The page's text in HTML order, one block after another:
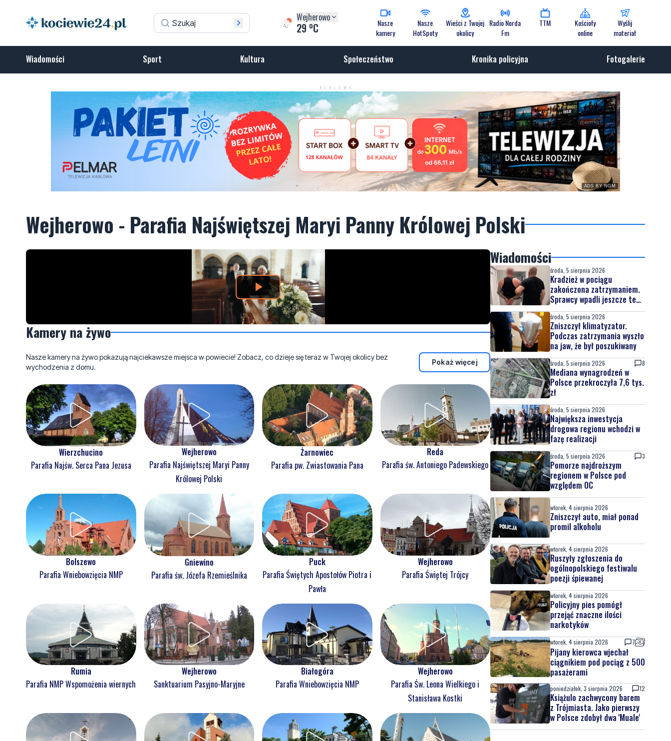
Wejherowo
29 oC
Nasze
kamery
Nasze
HotSpoty
Wieści z Twojej
okolicy
Radio Norda
Fm
TTM
Kościoły
online
Wyślij
materiał
Wiadomości Sport Kultura Społeczeństwo Kronika policyjna Fotogalerie
REKLAMA
ADS BY NGM
Wejherowo - Parafia Najświętszej Maryi Panny Królowej Polski
Kamery na żywo
Nasze kamery na żywo pokazują najciekawsze miejsca w powiecie! Zobacz, co dzieje się teraz w Twojej okolicy bez
wychodzenia z domu.
Pokaż więcej
Wierzchucino
Parafia Najśw. Serca Pana Jezusa
Wejherowo
Parafia Najświętszej Maryi Panny
Królowej Polski
Żarnowiec
Parafia pw. Zwiastowania Pana
Reda
Parafia św. Antoniego Padewskiego
Bolszewo
Parafia Wniebowzięcia NMP
Gniewino
Parafia św. Józefa Rzemieślnika
Puck
Parafia Świętych Apostołów Piotra i
Pawła
Wejherowo
Parafia Świętej Trójcy
Rumia
Parafia NMP Wspomożenia wiernych
Wejherowo
Sanktuarium Pasyjno-Maryjne
Białogóra
Parafia Wniebowzięcia NMP
Wejherowo
Parafia Św. Leona Wielkiego i
Stanisława Kostki
Wiadomości
środa, 5 sierpnia 2026
Kradzież w pociągu
zakończona zatrzymaniem.
Sprawcy wpadli jeszcze tego
samego dnia
środa, 5 sierpnia 2026
Zniszczył klimatyzator.
Podczas zatrzymania wyszło
na jaw, że był poszukiwany
środa, 5 sierpnia 2026 8
Mediana wynagrodzeń w
Polsce przekroczyła 7,6 tys.
zł
środa, 5 sierpnia 2026
Największa inwestycja
drogowa regionu wchodzi w
fazę realizacji
środa, 5 sierpnia 2026 3
Pomorze najdroższym
regionem w Polsce pod
względem OC
wtorek, 4 sierpnia 2026
Zniszczył auto, miał ponad
promil alkoholu
wtorek, 4 sierpnia 2026
Ruszyły zgłoszenia do
ogólnopolskiego festiwalu
poezji śpiewanej
wtorek, 4 sierpnia 2026
Policyjny pies pomógł
przejąć znaczne ilości
narkotyków
wtorek, 4 sierpnia 2026 7
Pijany kierowca wjechał
ciągnikiem pod pociąg z 500
pasażerami
poniedziałek, 3 sierpnia 2026 12
Książulo zachwycony barem
z Trójmiasta. Jako pierwszy
w Polsce zdobył dwa 'Muale'